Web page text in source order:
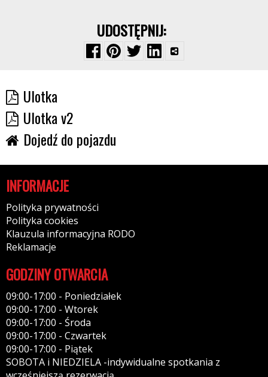
UDOSTĘPNIJ:
Ulotka
Ulotka v2
Dojedź do pojazdu
INFORMACJE
Polityka prywatności
Polityka cookies
Klauzula informacyjna RODO
Reklamacje
GODZINY OTWARCIA
09:00-17:00 - Poniedziałek
09:00-17:00 - Wtorek
09:00-17:00 - Środa
09:00-17:00 - Czwartek
09:00-17:00 - Piątek
SOBOTA i NIEDZIELA -indywidualne spotkania z